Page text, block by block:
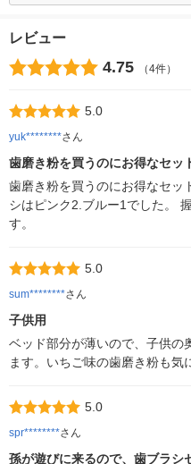
レビュー
4.75 （4件）
5.0
yuk********さん
歯磨き粉を買うのにお得なセッ
歯磨き粉を買うのにお得なセッ
シはピンク2.ブルー1でした。
す。
5.0
sum********さん
子供用
ベッド部分が薄いので、子供の
ます。いちご味の歯磨き粉も気
5.0
spr********さん
孫が遊びに来るので、歯ブラシ